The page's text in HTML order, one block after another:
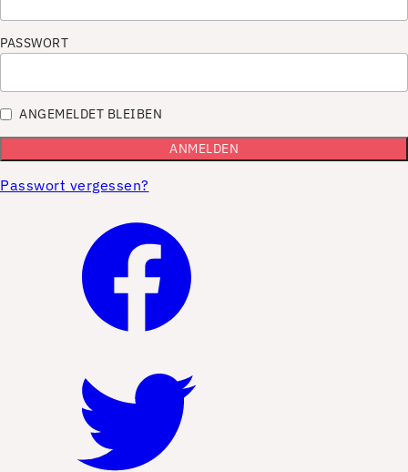
PASSWORT
ANGEMELDET BLEIBEN
Passwort vergessen?